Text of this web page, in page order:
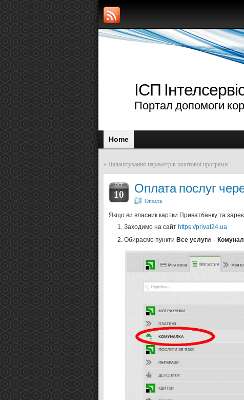
ІСП
Портал допомоги
Home
« Налаштування параметрів поштової програми
OCT
10 Оплата послуг
Оплата
Якщо ви власник картки Приватбанку та
Заходимо на сайт https://privat24.ua
Обираємо пункти Все услуги –